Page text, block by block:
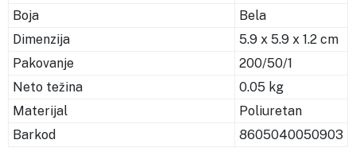
Boja
Bela
Dimenzija
5.9 x 5.9 x 1.2 cm
Pakovanje
200/50/1
Neto težina
0.05 kg
Materijal
Poliuretan
Barkod
8605040050903